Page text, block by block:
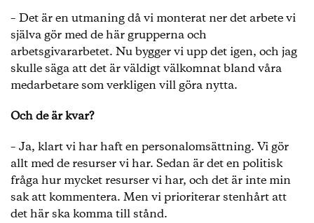
– Det är en utmaning då vi monterat ner det arbete vi
själva gör med de här grupperna och
arbetsgivararbetet. Nu bygger vi upp det igen, och jag
skulle säga att det är väldigt välkomnat bland våra
medarbetare som verkligen vill göra nytta.
Och de är kvar?
– Ja, klart vi har haft en personalomsättning. Vi gör
allt med de resurser vi har. Sedan är det en politisk
fråga hur mycket resurser vi har, och det är inte min
sak att kommentera. Men vi prioriterar stenhårt att
det här ska komma till stånd.